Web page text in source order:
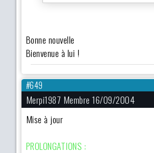
Bonne nouvelle
Bienvenue à lui !
#649
Merpi1987 Membre 16/09/2004
Mise à jour
PROLONGATIONS :